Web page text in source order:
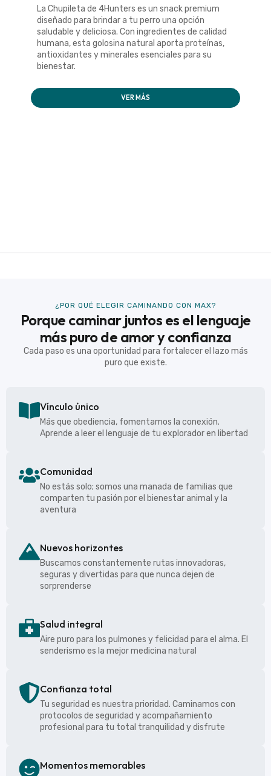
La Chupileta de 4Hunters es un snack premium
diseñado para brindar a tu perro una opción
saludable y deliciosa. Con ingredientes de calidad
humana, esta golosina natural aporta proteínas,
antioxidantes y minerales esenciales para su
bienestar.
VER MÁS
¿POR QUÉ ELEGIR CAMINANDO CON MAX?
Porque caminar juntos es el lenguaje
más puro de amor y confianza
Cada paso es una oportunidad para fortalecer el lazo más
puro que existe.
Vínculo único
Más que obediencia, fomentamos la conexión.
Aprende a leer el lenguaje de tu explorador en libertad
Comunidad
No estás solo; somos una manada de familias que
comparten tu pasión por el bienestar animal y la
aventura
Nuevos horizontes
Buscamos constantemente rutas innovadoras,
seguras y divertidas para que nunca dejen de
sorprenderse
Salud integral
Aire puro para los pulmones y felicidad para el alma. El
senderismo es la mejor medicina natural
Confianza total
Tu seguridad es nuestra prioridad. Caminamos con
protocolos de seguridad y acompañamiento
profesional para tu total tranquilidad y disfrute
Momentos memorables